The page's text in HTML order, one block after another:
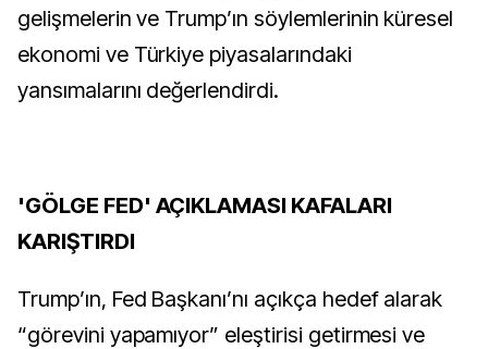
gelişmelerin ve Trump’ın söylemlerinin küresel
ekonomi ve Türkiye piyasalarındaki
yansımalarını değerlendirdi.
'GÖLGE FED' AÇIKLAMASI KAFALARI
KARIŞTIRDI
Trump’ın, Fed Başkanı’nı açıkça hedef alarak
“görevini yapamıyor” eleştirisi getirmesi ve